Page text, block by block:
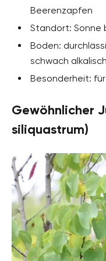
Beerenzapfen
Standort: Sonne
Boden:
schwach
Besonderheit:
Gewöhnlicher
siliquastrum)